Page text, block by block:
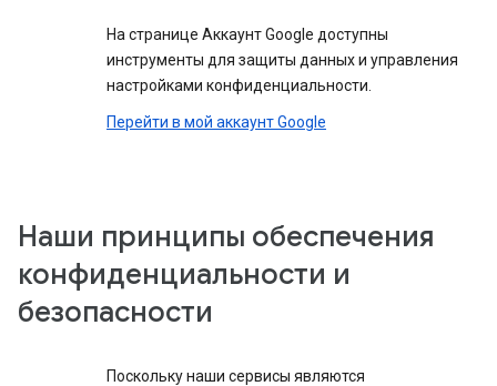
На странице Аккаунт Google доступны
инструменты для защиты данных и управления
настройками конфиденциальности.
Перейти в мой аккаунт Google
Наши принципы обеспечения
конфиденциальности и
безопасности
Поскольку наши сервисы являются